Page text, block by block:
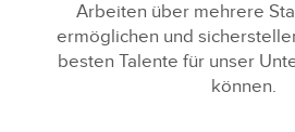
Arbeiten über mehrere
ermöglichen und
besten Talente für unser
können.